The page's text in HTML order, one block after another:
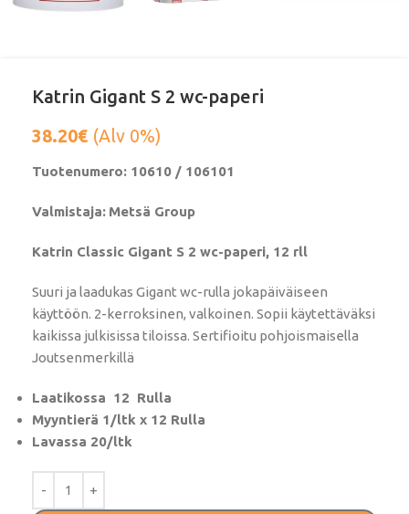
Katrin Gigant S 2 wc-paperi
38.20€ (Alv 0%)
Tuotenumero: 10610 / 106101
Valmistaja: Metsä Group
Katrin Classic Gigant S 2 wc-paperi, 12 rll
Suuri ja laadukas Gigant wc-rulla jokapäiväiseen
käyttöön. 2-kerroksinen, valkoinen. Sopii käytettäväksi
kaikissa julkisissa tiloissa. Sertifioitu pohjoismaisella
Joutsenmerkillä
Laatikossa 12 Rulla
Myyntierä 1/ltk x 12 Rulla
Lavassa 20/ltk